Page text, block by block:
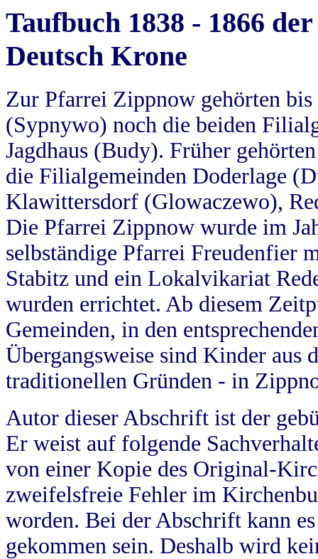
Taufbuch 1838 - 1866
Deutsch Krone
Zur Pfarrei Zippnow gehörten
(Sypnywo) noch die beiden
Jagdhaus (Budy). Früher
die Filialgemeinden Doderlage
Klawittersdorf (Glowaczewo),
Die Pfarrei Zippnow wurde im
selbständige Pfarrei Freudenfier
Stabitz und ein Lokalvikariat
wurden errichtet. Ab diesem
Gemeinden, in den
Übergangsweise sind Kinder aus
traditionellen Gründen - in
Autor dieser Abschrift ist der
Er weist auf folgende
von einer Kopie des Original-
zweifelsfreie Fehler im
worden. Bei der Abschrift kann
gekommen sein. Deshalb wird